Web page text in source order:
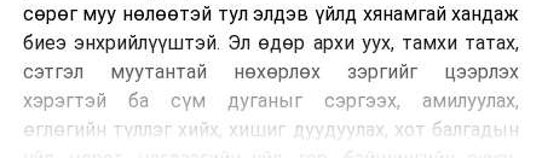
сөрөг муу нөлөөтэй тул элдэв үйлд хянамгай хандаж
биеэ энхрийлүүштэй. Эл өдөр архи уух, тамхи татах,
сэтгэл муутантай нөхөрлөх зэргийг цээрлэх
хэрэгтэй ба сүм дуганыг сэргээх, амилуулах,
өглөгийн түллэг хийх, хишиг дуудуулах, хот балгадын